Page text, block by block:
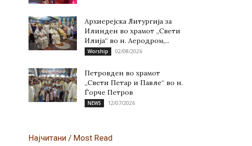
Архиерејска Литургија за
Илинден во храмот „Свети
Илија“ во н. Аеродром,...
Worship 02/08/2026
Петровден во храмот
„Свети Петар и Павле“ во н.
Ѓорче Петров
NEWS 12/07/2026
Најчитани / Most Read